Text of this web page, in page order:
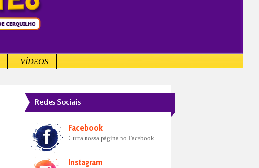
VÍDEOS
Redes Sociais
Facebook
Curta nossa página no Facebook.
Instagram